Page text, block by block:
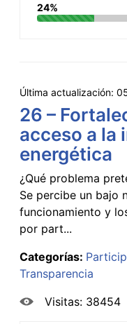
24%
Última actualización:
26 –
acceso a la
energética
¿Qué problema
Se percibe un bajo
funcionamiento y
por part...
Categorías:
Transparencia
Visitas: 38454